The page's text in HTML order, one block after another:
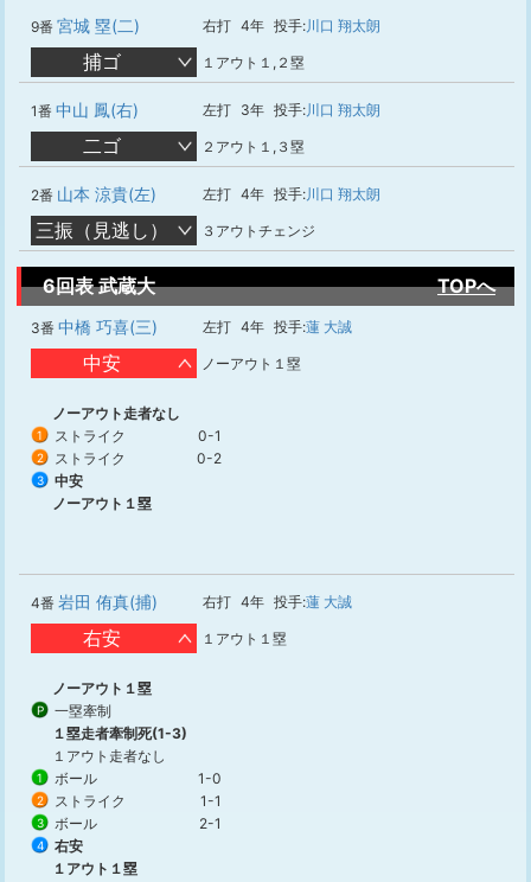
9番 宮城 塁(二) 右打 4年 投手:川口 翔太朗
捕ゴ １アウト１,２塁
1番 中山 鳳(右) 左打 3年 投手:川口 翔太朗
二ゴ ２アウト１,３塁
2番 山本 涼貴(左) 左打 4年 投手:川口 翔太朗
三振（見逃し） ３アウトチェンジ
6回表 武蔵大 TOPへ
3番 中橋 巧喜(三) 左打 4年 投手:蓮 大誠
中安 ノーアウト１塁
ノーアウト走者なし
1 ストライク 0-1
2 ストライク 0-2
3
中安
ノーアウト１塁
4番 岩田 侑真(捕) 右打 4年 投手:蓮 大誠
右安 １アウト１塁
ノーアウト１塁
P
一塁牽制
１塁走者牽制死(1-3)
１アウト走者なし
1 ボール 1-0
2 ストライク 1-1
3 ボール 2-1
4
右安
１アウト１塁